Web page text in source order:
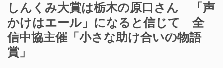
しんくみ大賞は栃木の原口さん 「声
かけはエール」になると信じて 全
信中協主催「小さな助け合いの物語
賞」